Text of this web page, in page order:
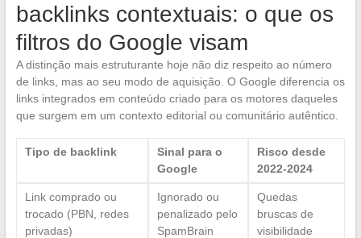
backlinks contextuais: o que os
filtros do Google visam
A distinção mais estruturante hoje não diz respeito ao número
de links, mas ao seu modo de aquisição. O Google diferencia os
links integrados em conteúdo criado para os motores daqueles
que surgem em um contexto editorial ou comunitário autêntico.
Tipo de backlink
Sinal para o
Google
Risco desde
2022-2024
Link comprado ou
trocado (PBN, redes
privadas)
Ignorado ou
penalizado pelo
SpamBrain
Quedas
bruscas de
visibilidade